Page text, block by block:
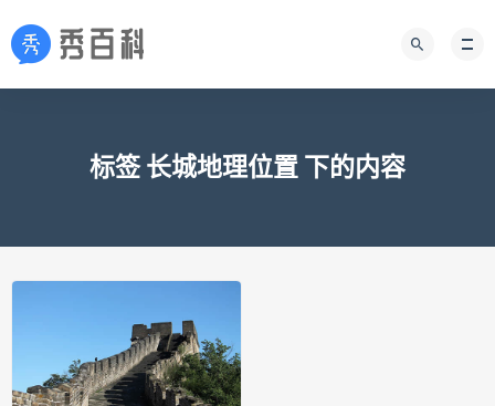
标签 长城地理位置 下的内容